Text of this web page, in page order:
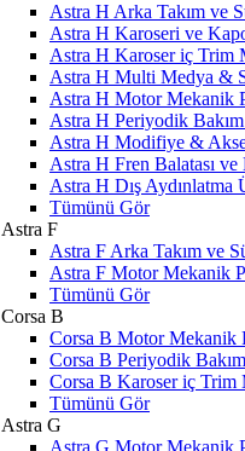
Astra H Arka Takım ve
Astra H Karoseri ve
Astra H Karoser iç Trim
Astra H Multi Medya &
Astra H Motor Mekanik
Astra H Periyodik
Astra H Modifiye &
Astra H Fren Balatası ve
Astra H Dış Aydınlatma
Tümünü Gör
Astra F
Astra F Arka Takım ve
Astra F Motor Mekanik
Tümünü Gör
Corsa B
Corsa B Motor Mekanik
Corsa B Periyodik
Corsa B Karoser iç Trim
Tümünü Gör
Astra G
Astra G Motor Mekanik